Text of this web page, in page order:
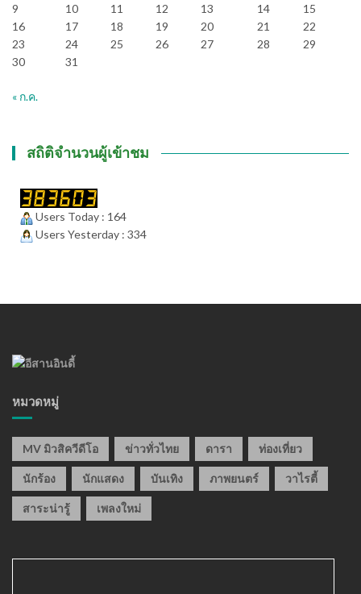
9
10 11 12 13 14
15
16
17 18 19 20 21
22
23
24 25 26 27 28
29
30
31
« ก.ค.
สถิติจำนวนผู้เข้าชม
Users Today : 164
Users Yesterday : 334
หมวดหมู่
MV มิวสิควีดีโอ ข่าวทั่วไทย ดารา ท่องเที่ยว
นักร้อง นักแสดง บันเทิง ภาพยนตร์ วาไรตี้
สาระน่ารู้ เพลงใหม่